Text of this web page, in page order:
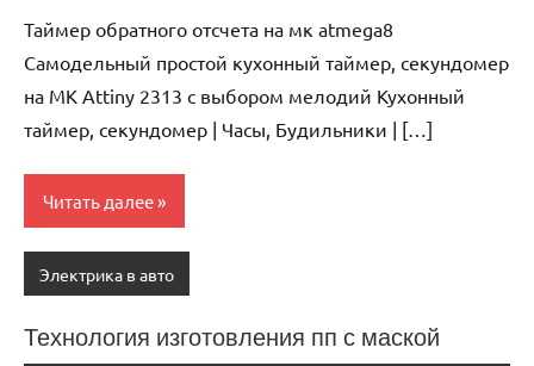
Таймер обратного отсчета на мк atmega8
Самодельный простой кухонный таймер, секундомер
на МК Attiny 2313 с выбором мелодий Кухонный
таймер, секундомер | Часы, Будильники | […]
Читать далее
Электрика в авто
Технология изготовления пп с маской